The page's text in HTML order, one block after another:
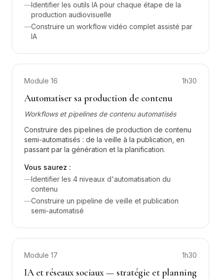
—Identifier les outils IA pour chaque étape de la
production audiovisuelle
—Construire un workflow vidéo complet assisté par
IA
Module 16 1h30
Automatiser sa production de contenu
Workflows et pipelines de contenu automatisés
Construire des pipelines de production de contenu
semi-automatisés : de la veille à la publication, en
passant par la génération et la planification.
Vous saurez :
—Identifier les 4 niveaux d'automatisation du
contenu
—Construire un pipeline de veille et publication
semi-automatisé
Module 17 1h30
IA et réseaux sociaux — stratégie et planning